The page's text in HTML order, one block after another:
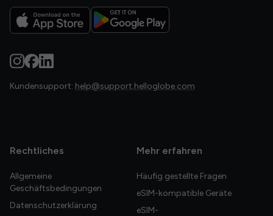
Kundensupport: help@support.helloglobe.com
Rechtliches
Allgemeine
Geschäftsbedingungen
Datenschutzerklärung
Mehr erfahren
Häufig gestellte Fragen
eSIM-kompatible Geräte
eSIM-